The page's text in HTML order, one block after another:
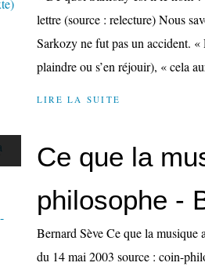
lettre (source : relecture) Nous
Sarkozy ne fut pas un accident.
plaindre ou s’en réjouir), « cela
LIRE LA SUITE
Ce que la
philosophe -
Bernard Sève Ce que la musique
du 14 mai 2003 source : coin-